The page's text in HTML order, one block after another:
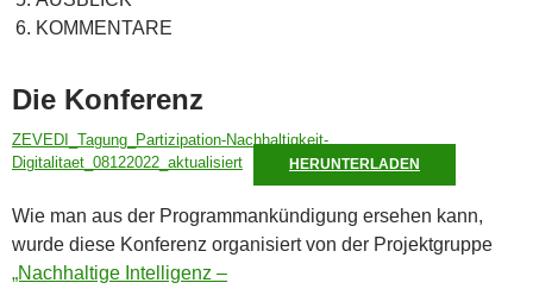
KOMMENTARE
Die Konferenz
ZEVEDI_Tagung_Partizipation-Nachhaltigkeit-
Digitalitaet_08122022_aktualisiert
HERUNTERLADEN
Wie man aus der Programmankündigung ersehen kann,
wurde diese Konferenz organisiert von der Projektgruppe
„Nachhaltige Intelligenz –